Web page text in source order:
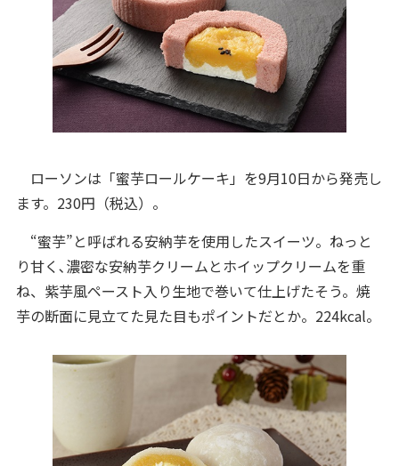
ローソンは「蜜芋ロールケーキ」を9月10日から発売し
ます。230円（税込）。
“蜜芋”と呼ばれる安納芋を使用したスイーツ。ねっと
り甘く､濃密な安納芋クリームとホイップクリームを重
ね、紫芋風ペースト入り生地で巻いて仕上げたそう。焼
芋の断面に見立てた見た目もポイントだとか。224kcal。